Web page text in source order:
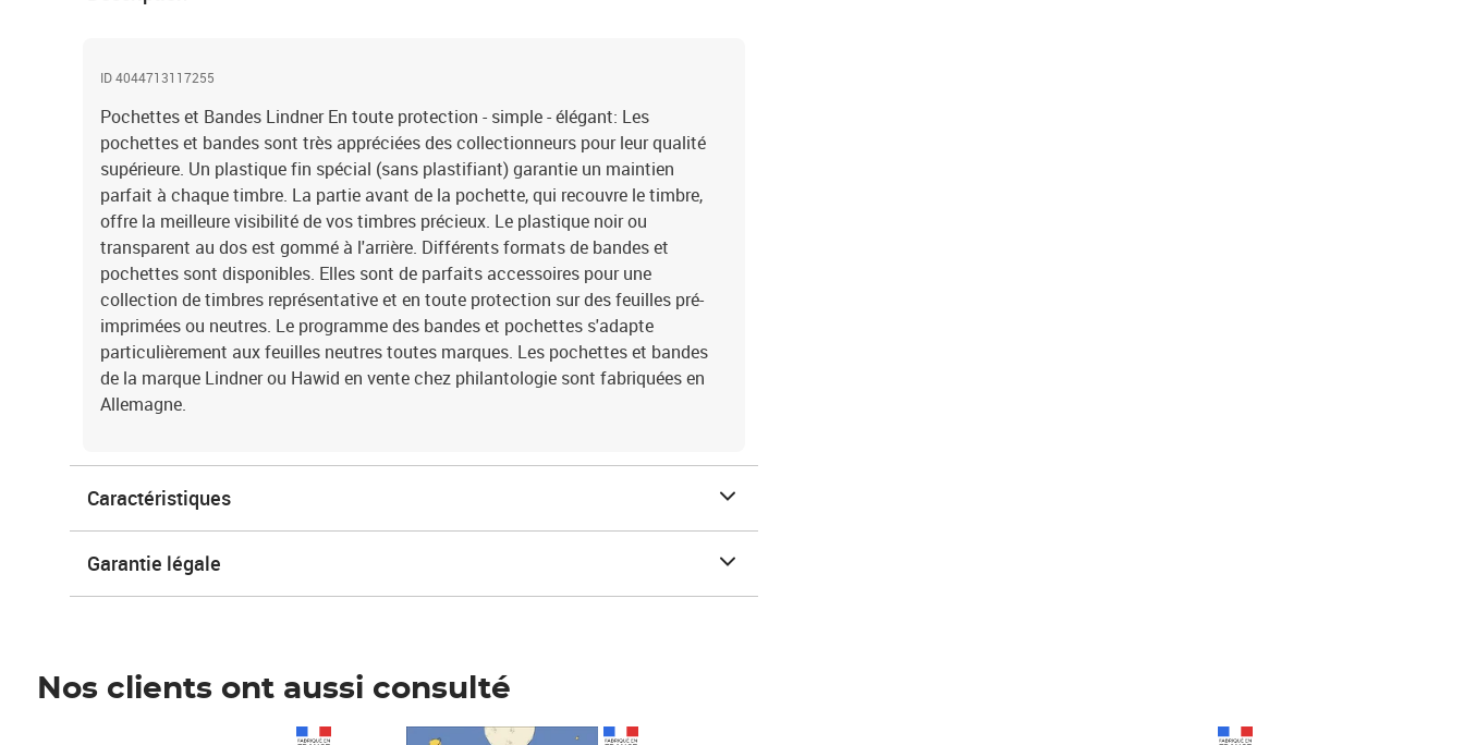
ID 4044713117255
Pochettes et Bandes Lindner En toute protection - simple - élégant: Les
pochettes et bandes sont très appréciées des collectionneurs pour leur qualité
supérieure. Un plastique fin spécial (sans plastifiant) garantie un maintien
parfait à chaque timbre. La partie avant de la pochette, qui recouvre le timbre,
offre la meilleure visibilité de vos timbres précieux. Le plastique noir ou
transparent au dos est gommé à l'arrière. Différents formats de bandes et
pochettes sont disponibles. Elles sont de parfaits accessoires pour une
collection de timbres représentative et en toute protection sur des feuilles pré-
imprimées ou neutres. Le programme des bandes et pochettes s'adapte
particulièrement aux feuilles neutres toutes marques. Les pochettes et bandes
de la marque Lindner ou Hawid en vente chez philantologie sont fabriquées en
Allemagne.
Caractéristiques
Garantie légale
Nos clients ont aussi consulté
Prix 7,50€